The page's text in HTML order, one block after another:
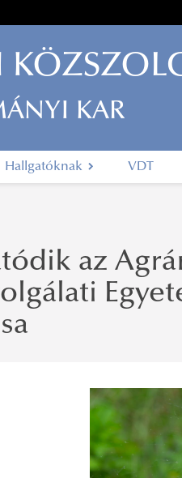
KAR
Hallgatóknak VDT
az